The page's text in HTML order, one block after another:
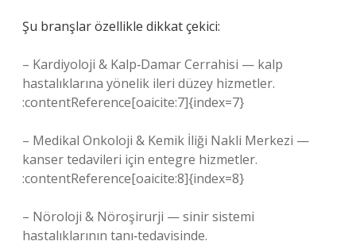
Şu branşlar özellikle dikkat çekici:
– Kardiyoloji & Kalp‑Damar Cerrahisi — kalp
hastalıklarına yönelik ileri düzey hizmetler.
:contentReference[oaicite:7]{index=7}
– Medikal Onkoloji & Kemik İliği Nakli Merkezi —
kanser tedavileri için entegre hizmetler.
:contentReference[oaicite:8]{index=8}
– Nöroloji & Nöroşirurji — sinir sistemi
hastalıklarının tanı‑tedavisinde.